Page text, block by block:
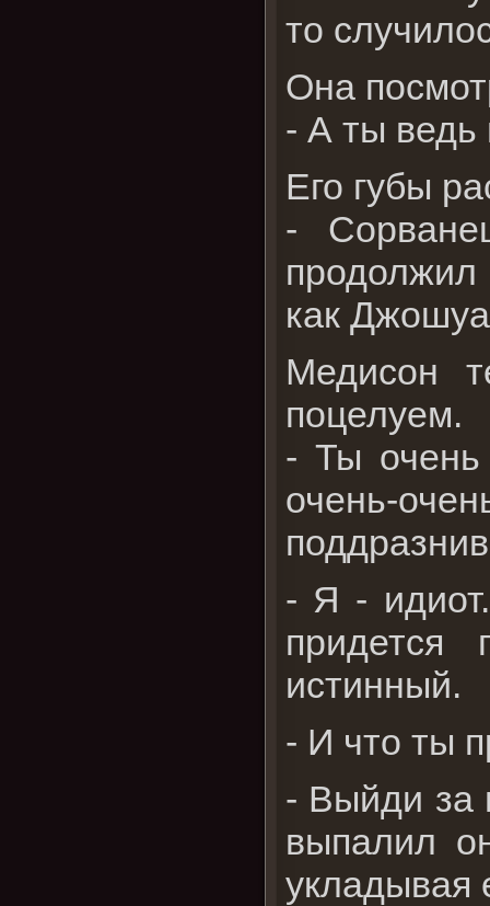
то
Она
- А ты ведь
Его губы
-
как
Медисон
поцелуем.
- Ты очень
очень-
- Я -
придется
истинный.
- И что ты
- Выйди за
выпалил
укладывая